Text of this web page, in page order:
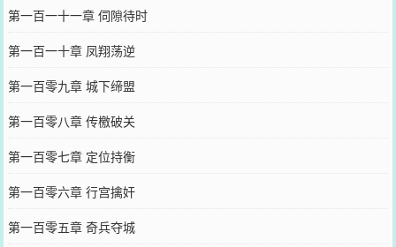
第一百一十一章 伺隙待时
第一百一十章 凤翔荡逆
第一百零九章 城下缔盟
第一百零八章 传檄破关
第一百零七章 定位持衡
第一百零六章 行宫擒奸
第一百零五章 奇兵夺城